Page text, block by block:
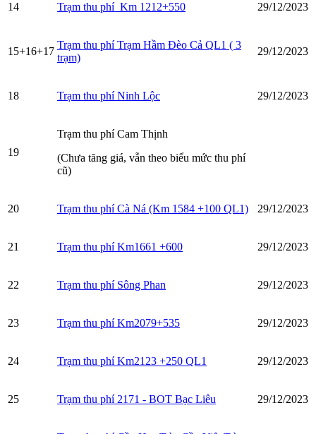
14 Trạm thu phí Km 1212+550 29/12/2023
15+16+17
Trạm thu phí Trạm Hầm Đèo Cả QL1 ( 3
trạm)
29/12/2023
18 Trạm thu phí Ninh Lộc 29/12/2023
19
Trạm thu phí Cam Thịnh
(Chưa tăng giá, vẫn theo biểu mức thu phí
cũ)
20 Trạm thu phí Cà Ná (Km 1584 +100 QL1) 29/12/2023
21 Trạm thu phí Km1661 +600 29/12/2023
22 Trạm thu phí Sông Phan 29/12/2023
23 Trạm thu phí Km2079+535 29/12/2023
24 Trạm thu phí Km2123 +250 QL1 29/12/2023
25 Trạm thu phí 2171 - BOT Bạc Liêu 29/12/2023